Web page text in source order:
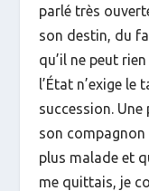
parlé très
son destin, du
qu’il ne peut
l’État n’exige
succession.
son compagnon
plus malade et
me quittais, je